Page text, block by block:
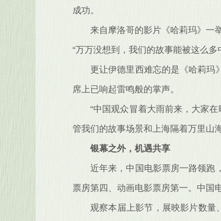
成功。
来自摩洛哥的影片《哈莉玛》一
“万万没想到，我们的故事能被这么
更让伊德里西难忘的是《哈莉玛
席上已响起雷鸣般的掌声。
“中国观众冒着大雨前来，大家
管我们的故事场景和上海隔着万里山
银幕之外，机遇共享
近年来，中国电影票房一路领跑
票房第四、动画电影票房第一。中国
观察本届上影节，展映影片数